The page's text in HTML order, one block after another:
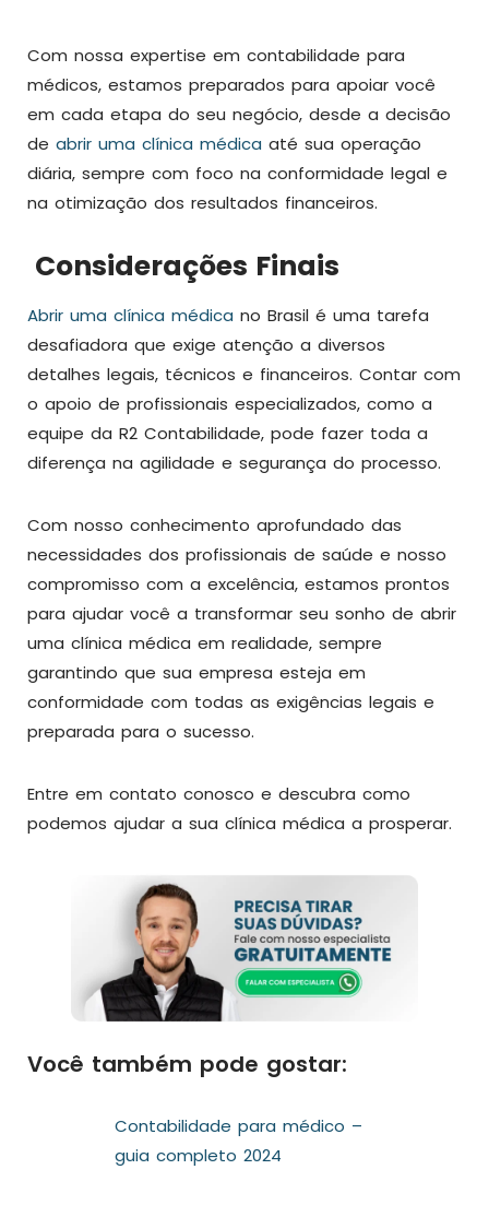
Com nossa expertise em contabilidade para
médicos, estamos preparados para apoiar você
em cada etapa do seu negócio, desde a decisão
de abrir uma clínica médica até sua operação
diária, sempre com foco na conformidade legal e
na otimização dos resultados financeiros.
Considerações Finais
Abrir uma clínica médica no Brasil é uma tarefa
desafiadora que exige atenção a diversos
detalhes legais, técnicos e financeiros. Contar com
o apoio de profissionais especializados, como a
equipe da R2 Contabilidade, pode fazer toda a
diferença na agilidade e segurança do processo.
Com nosso conhecimento aprofundado das
necessidades dos profissionais de saúde e nosso
compromisso com a excelência, estamos prontos
para ajudar você a transformar seu sonho de abrir
uma clínica médica em realidade, sempre
garantindo que sua empresa esteja em
conformidade com todas as exigências legais e
preparada para o sucesso.
Entre em contato conosco e descubra como
podemos ajudar a sua clínica médica a prosperar.
Você também pode gostar:
Contabilidade para médico –
guia completo 2024